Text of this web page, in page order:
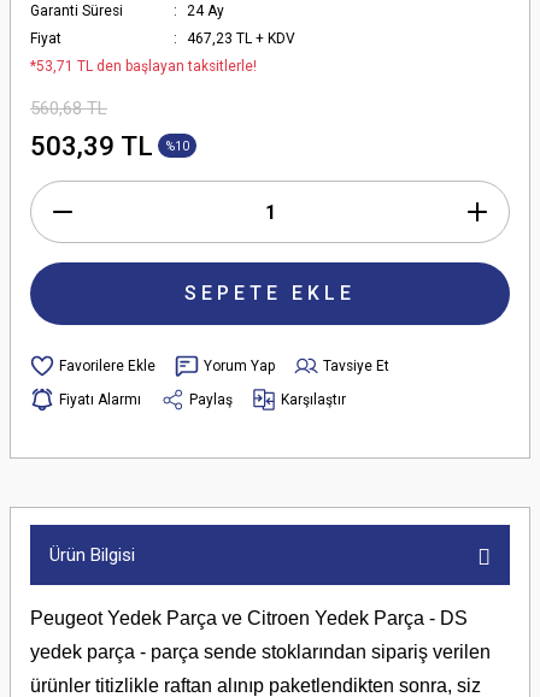
Garanti Süresi
24 Ay
Fiyat
467,23 TL + KDV
*53,71 TL den başlayan taksitlerle!
560,68 TL
503,39 TL %10
SEPETE EKLE
Yorum Yap
Tavsiye Et
Fiyatı Alarmı
Paylaş Karşılaştır
Ürün Bilgisi
Peugeot Yedek Parça ve Citroen Yedek Parça - DS
yedek parça - parça sende stoklarından sipariş verilen
ürünler titizlikle raftan alınıp paketlendikten sonra, siz